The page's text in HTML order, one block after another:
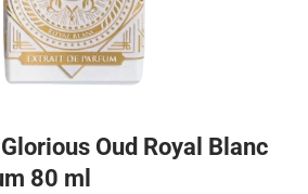
Oud Royal Blanc
80 ml